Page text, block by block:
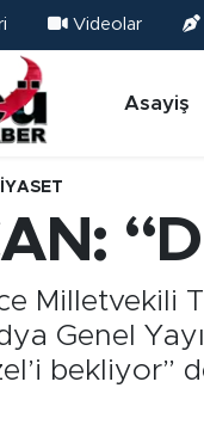
Videolar
Asayiş
Milletvekili
Genel
bekliyor”
ve Fikstür